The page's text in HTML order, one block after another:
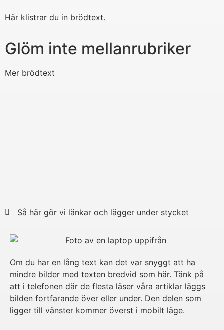
Här klistrar du in brödtext.
Glöm inte mellanrubriker
Mer brödtext
Så här gör vi länkar och lägger under stycket
Om du har en lång text kan det var snyggt att ha
mindre bilder med texten bredvid som här. Tänk på
att i telefonen där de flesta läser våra artiklar läggs
bilden fortfarande över eller under. Den delen som
ligger till vänster kommer överst i mobilt läge.